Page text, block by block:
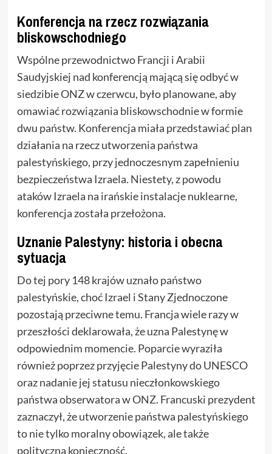
Konferencja na rzecz rozwiązania
bliskowschodniego
Wspólne przewodnictwo Francji i Arabii
Saudyjskiej nad konferencją mającą się odbyć w
siedzibie ONZ w czerwcu, było planowane, aby
omawiać rozwiązania bliskowschodnie w formie
dwu państw. Konferencja miała przedstawiać plan
działania na rzecz utworzenia państwa
palestyńskiego, przy jednoczesnym zapełnieniu
bezpieczeństwa Izraela. Niestety, z powodu
ataków Izraela na irańskie instalacje nuklearne,
konferencja została przełożona.
Uznanie Palestyny: historia i obecna
sytuacja
Do tej pory 148 krajów uznało państwo
palestyńskie, choć Izrael i Stany Zjednoczone
pozostają przeciwne temu. Francja wiele razy w
przeszłości deklarowała, że uzna Palestynę w
odpowiednim momencie. Poparcie wyraziła
również poprzez przyjęcie Palestyny do UNESCO
oraz nadanie jej statusu nieczłonkowskiego
państwa obserwatora w ONZ. Francuski prezydent
zaznaczył, że utworzenie państwa palestyńskiego
to nie tylko moralny obowiązek, ale także
polityczna konieczność.